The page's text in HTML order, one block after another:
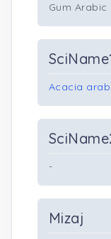
Gum Arabic
Acacia
-
Mizaj